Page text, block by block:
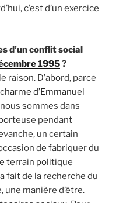
c’est d’un exercice
d’un conflit social
1995?
raison. D’abord, parce
d’Emmanuel
sommes dans
pendant
un certain
de fabriquer du
terrain politique
fait de la recherche du
manière d’être.